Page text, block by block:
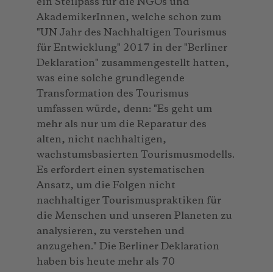
ein Steilpass für die NGOs und
AkademikerInnen, welche schon zum
"UN Jahr des Nachhaltigen Tourismus
für Entwicklung" 2017 in der "Berliner
Deklaration" zusammengestellt hatten,
was eine solche grundlegende
Transformation des Tourismus
umfassen würde, denn: "Es geht um
mehr als nur um die Reparatur des
alten, nicht nachhaltigen,
wachstumsbasierten Tourismusmodells.
Es erfordert einen systematischen
Ansatz, um die Folgen nicht
nachhaltiger Tourismuspraktiken für
die Menschen und unseren Planeten zu
analysieren, zu verstehen und
anzugehen." Die Berliner Deklaration
haben bis heute mehr als 70